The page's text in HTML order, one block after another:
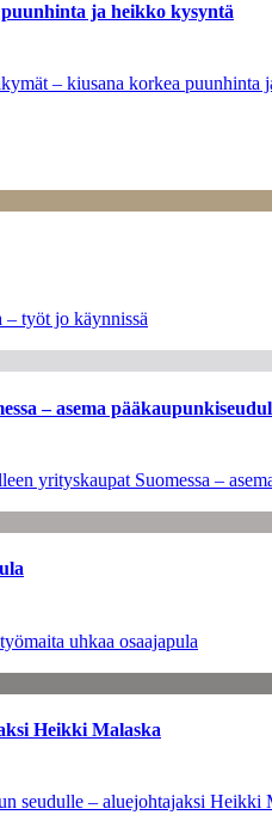
ja heikko kysyntä
– kiusana korkea puunhinta
työt jo käynnissä
– asema
yrityskaupat Suomessa –
uhkaa osaajapula
Heikki Malaska
seudulle – aluejohtajaksi Heikki